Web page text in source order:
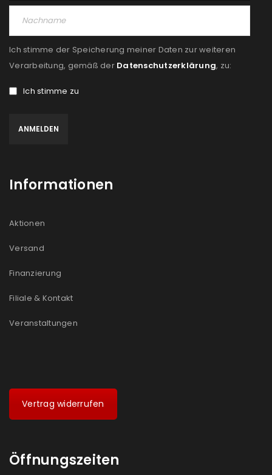
Ich stimme der Speicherung meiner Daten zur weiteren
Verarbeitung, gemäß der Datenschutzerklärung, zu:
Ich stimme zu
Informationen
Aktionen
Versand
Finanzierung
Filiale & Kontakt
Veranstaltungen
Vertrag widerrufen
Öffnungszeiten